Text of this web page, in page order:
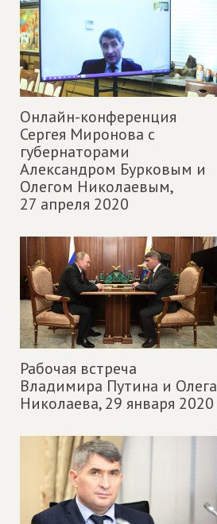
Онлайн-конференция
Сергея Миронова с
губернаторами
Александром Бурковым и
Олегом Николаевым,
27 апреля 2020
Рабочая встреча
Владимира Путина и Олега
Николаева,29 января 2020